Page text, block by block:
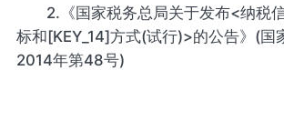
2.《国家税务总局关于发布<纳税
标和[KEY_14]方式(试行)>的公告》(国
2014年第48号)